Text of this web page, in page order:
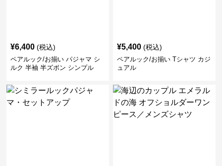
¥6,400 (税込)
ペアルック/お揃い パジャマ シ
ルク 半袖 半ズボン シンプル
¥5,400 (税込)
ペアルック/お揃い Tシャツ カジ
ュアル